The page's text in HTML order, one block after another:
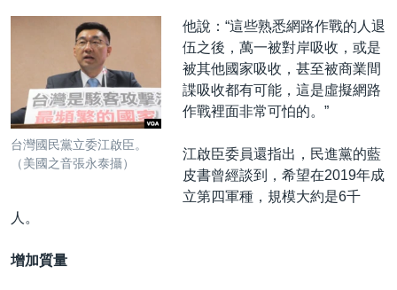
台灣國民黨立委江啟臣。
（美國之音張永泰攝）
他說：“這些熟悉網路作戰的人退
伍之後，萬一被對岸吸收，或是
被其他國家吸收，甚至被商業間
諜吸收都有可能，這是虛擬網路
作戰裡面非常可怕的。”
江啟臣委員還指出，民進黨的藍
皮書曾經談到，希望在2019年成
立第四軍種，規模大約是6千
人。
增加質量